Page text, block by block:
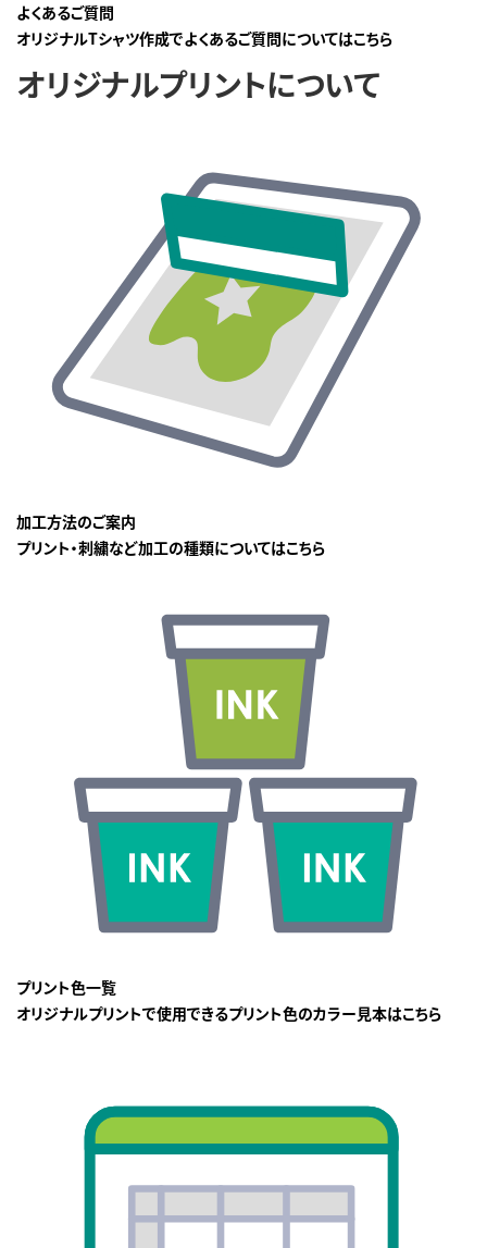
よくあるご質問
オリジナルTシャツ作成でよくあるご質問についてはこちら
オリジナルプリントについて
加工方法のご案内
プリント・刺繍など加工の種類についてはこちら
プリント色一覧
オリジナルプリントで使用できるプリント色のカラー見本はこちら